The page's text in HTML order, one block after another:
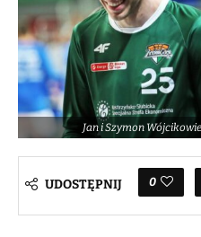
Jan i Szymon
UDOSTĘPNIJ 0